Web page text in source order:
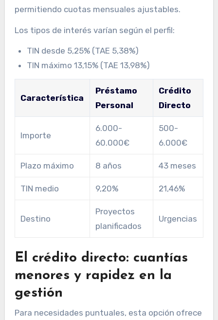
permitiendo cuotas mensuales ajustables.
Los tipos de interés varían según el perfil:
TIN desde 5,25% (TAE 5,38%)
TIN máximo 13,15% (TAE 13,98%)
Característica
Préstamo
Personal
Crédito
Directo
Importe
6.000-
60.000€
500-
6.000€
Plazo máximo 8 años 43 meses
TIN medio 9,20% 21,46%
Destino
Proyectos
planificados
Urgencias
El crédito directo: cuantías
menores y rapidez en la
gestión
Para necesidades puntuales, esta opción ofrece